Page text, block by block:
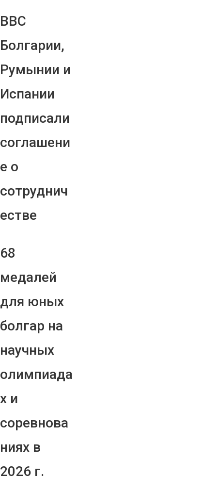
ВВС
Болгарии,
Румынии и
Испании
подписали
соглашени
е о
сотруднич
естве
68
медалей
для юных
болгар на
научных
олимпиада
х и
соревнова
ниях в
2026 г.